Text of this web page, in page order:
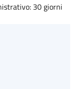
30 giorni